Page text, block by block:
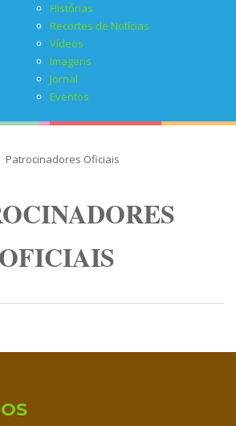
Histórias
Recortes de Notícias
Vídeos
Imagens
Jornal
Eventos
Patrocinadores Oficiais
OFICIAIS